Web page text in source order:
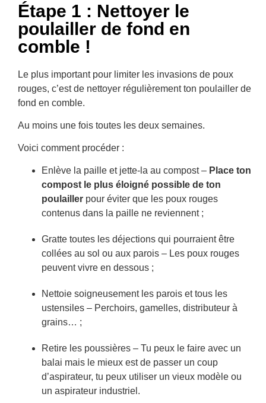
Étape 1 : Nettoyer le
poulailler de fond en
comble !
Le plus important pour limiter les invasions de poux
rouges, c’est de nettoyer régulièrement ton poulailler de
fond en comble.
Au moins une fois toutes les deux semaines.
Voici comment procéder :
Enlève la paille et jette-la au compost – Place ton
compost le plus éloigné possible de ton
poulailler pour éviter que les poux rouges
contenus dans la paille ne reviennent ;
Gratte toutes les déjections qui pourraient être
collées au sol ou aux parois – Les poux rouges
peuvent vivre en dessous ;
Nettoie soigneusement les parois et tous les
ustensiles – Perchoirs, gamelles, distributeur à
grains… ;
Retire les poussières – Tu peux le faire avec un
balai mais le mieux est de passer un coup
d’aspirateur, tu peux utiliser un vieux modèle ou
un aspirateur industriel.